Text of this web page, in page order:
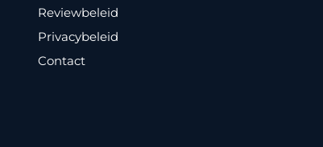
Reviewbeleid
Privacybeleid
Contact